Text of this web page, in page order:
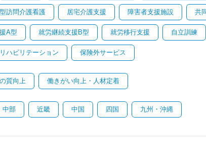
訪問介護看護 居宅介護支援 障害者支援施設 共
A型 就労継続支援B型 就労移行支援 自立訓練
ハビリテーション 保険外サービス
質向上 働きがい向上・人材定着
中部 近畿 中国 四国 九州・沖縄